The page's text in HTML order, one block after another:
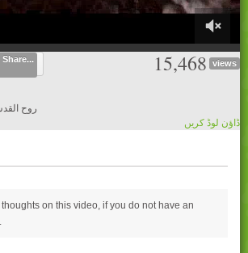
Share... 15,468 views
272 -روح
ڈاؤن لوڈ کریں
on this video, if you do not have an